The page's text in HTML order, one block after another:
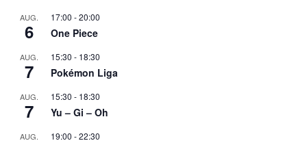
AUG.
6
17:00 -20:00
One Piece
AUG.
7
15:30 - 18:30
Pokémon Liga
AUG.
7
15:30 - 18:30
Yu – Gi – Oh
AUG. 19:00 -22:30